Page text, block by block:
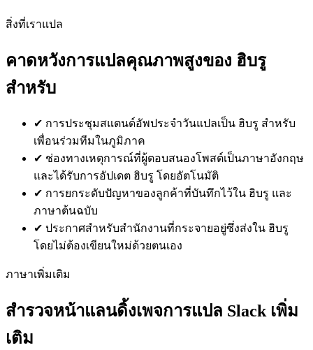
สิ่งที่เราแปล
คาดหวังการแปลคุณภาพสูงของ ฮิบรู
สำหรับ
✔ การประชุมสแตนด์อัพประจำวันแปลเป็น ฮิบรู สำหรับ
เพื่อนร่วมทีมในภูมิภาค
✔ ช่องทางเหตุการณ์ที่ผู้ตอบสนองโพสต์เป็นภาษาอังกฤษ
และได้รับการอัปเดต ฮิบรู โดยอัตโนมัติ
✔ การยกระดับปัญหาของลูกค้าที่บันทึกไว้ใน ฮิบรู และ
ภาษาต้นฉบับ
✔ ประกาศสำหรับสำนักงานที่กระจายอยู่ซึ่งส่งใน ฮิบรู
โดยไม่ต้องเขียนใหม่ด้วยตนเอง
ภาษาเพิ่มเติม
สำรวจหน้าแลนดิ้งเพจการแปล Slack เพิ่ม
เติม